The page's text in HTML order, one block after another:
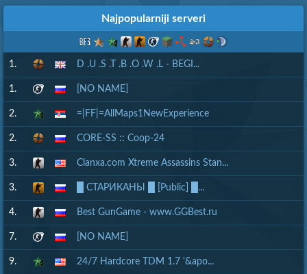
Najpopularniji serveri
1. D .U .S .T .B .O .W .L - BEGI...
1. [NO NAME]
2. =|FF|=AllMaps1NewExperience
2. CORE-SS :: Coop-24
3. Clanxa.com Xtreme Assassins Stan...
3. █ СТАРИКАНЫ █ [Public] █...
4. Best GunGame - www.GGBest.ru
7. [NO NAME]
9. 24/7 Hardcore TDM 1.7 '&apo...